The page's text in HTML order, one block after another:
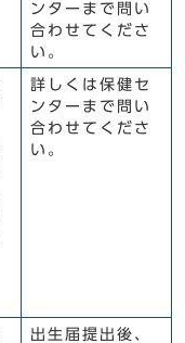
ンターまで問い
合わせてくださ
い。
詳しくは保健セ
ンターまで問い
合わせてくださ
い。
出生届提出後、